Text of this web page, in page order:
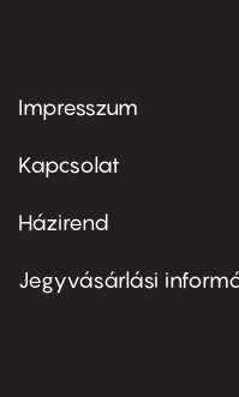
Footer
first
Impresszum
Kapcsolat
Footer
second
Házirend
Jegyvásárlási